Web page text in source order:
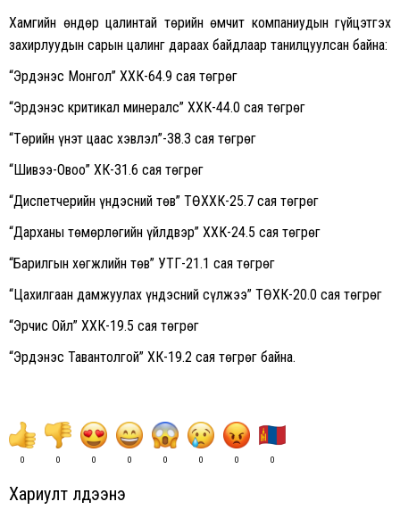
Хамгийн өндөр цалинтай төрийн өмчит компаниудын гүйцэтгэх
захирлуудын сарын цалинг дараах байдлаар танилцуулсан байна:
“Эрдэнэс Монгол” ХХК-64.9 сая төгрөг
“Эрдэнэс критикал минералс” ХХК-44.0 сая төгрөг
“Төрийн үнэт цаас хэвлэл”-38.3 сая төгрөг
“Шивээ-Овоо” ХК-31.6 сая төгрөг
“Диспетчерийн үндэсний төв” ТӨХХК-25.7 сая төгрөг
“Дарханы төмөрлөгийн үйлдвэр” ХХК-24.5 сая төгрөг
“Барилгын хөгжлийн төв” УТҮГ-21.1 сая төгрөг
“Цахилгаан дамжуулах үндэсний сүлжээ” ТӨХК-20.0 сая төгрөг
“Эрчис Ойл” ХХК-19.5 сая төгрөг
“Эрдэнэс Тавантолгой” ХК-19.2 сая төгрөг байна.
0 0 0 0 0 0 0 0
Хариулт үлдээнэ үү